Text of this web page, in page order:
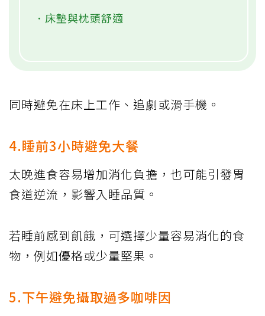
．床墊與枕頭舒適
同時避免在床上工作、追劇或滑手機。
4.睡前3小時避免大餐
太晚進食容易增加消化負擔，也可能引發胃
食道逆流，影響入睡品質。
若睡前感到飢餓，可選擇少量容易消化的食
物，例如優格或少量堅果。
5.下午避免攝取過多咖啡因